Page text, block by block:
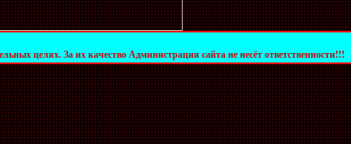
их качество Администрация сайта не несёт ответственности!!!